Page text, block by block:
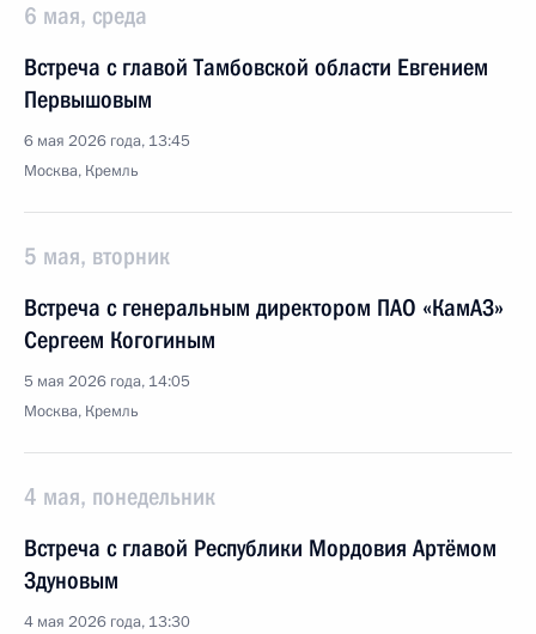
6 мая, среда
Встреча с главой Тамбовской области Евгением
Первышовым
6 мая 2026 года, 13:45
Москва, Кремль
5 мая, вторник
Встреча с генеральным директором ПАО «КамАЗ»
Сергеем Когогиным
5 мая 2026 года, 14:05
Москва, Кремль
4 мая, понедельник
Встреча с главой Республики Мордовия Артёмом
Здуновым
4 мая 2026 года, 13:30